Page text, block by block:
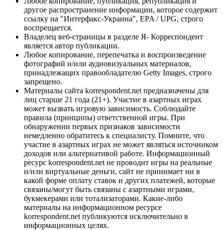
другое распространение информации, которое содержит
ссылку на "Интерфакс-Украина", EPA / UPG, строго
воспрещается.
Владелец веб-страницы в разделе Я- Корреспондент
является автор публикации.
Любое копирование, перепечатка и воспроизведение
фотографий и/или аудиовизуальных материалов,
принадлежащих правообладателю Getty Images, строго
запрещено.
Материалы сайта korrespondent.net предназначены для
лиц старше 21 года (21+). Участие в азартных играх
может вызвать игровую зависимость. Соблюдайте
правила (принципы) ответственной игры. При
обнаружении первых признаков зависимости
немедленно обратитесь к специалисту. Помните, что
участие в азартных играх не может являться источником
доходов или альтернативой работе. Информационный
ресурс korrespondent.net не проводит игры на реальные
и/или виртуальные деньги, сайт не принимает ни в
какой форме оплату ставок и других платежей, которые
связаны/могут быть связаны с азартными играми,
букмекерами или тотализаторами. Какие-либо
материалы на информационном ресурсе
korrespondent.net публикуются исключительно в
информационных целях.